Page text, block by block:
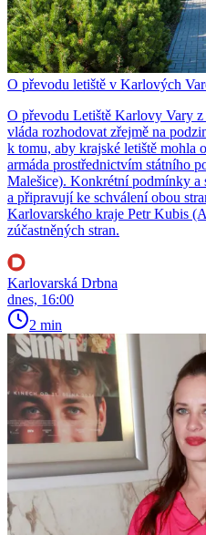
O převodu letiště v Karlových
O převodu Letiště Karlovy Vary z
vláda rozhodovat zřejmě na
k tomu, aby krajské letiště mohla
armáda prostřednictvím státního
Malešice). Konkrétní podmínky a
a připravují ke schválení obou
Karlovarského kraje Petr Kubis
zúčastněných stran.
Karlovarská Drbna
dnes, 16:00
2 min